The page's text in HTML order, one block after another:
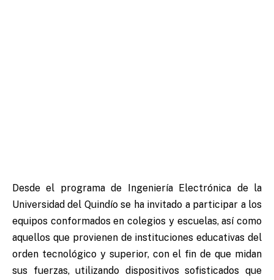
Desde el programa de Ingeniería Electrónica de la
Universidad del Quindío se ha invitado a participar a los
equipos conformados en colegios y escuelas, así como
aquellos que provienen de instituciones educativas del
orden tecnológico y superior, con el fin de que midan
sus fuerzas, utilizando dispositivos sofisticados que